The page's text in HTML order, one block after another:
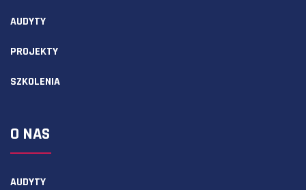
AUDYTY
PROJEKTY
SZKOLENIA
O NAS
AUDYTY